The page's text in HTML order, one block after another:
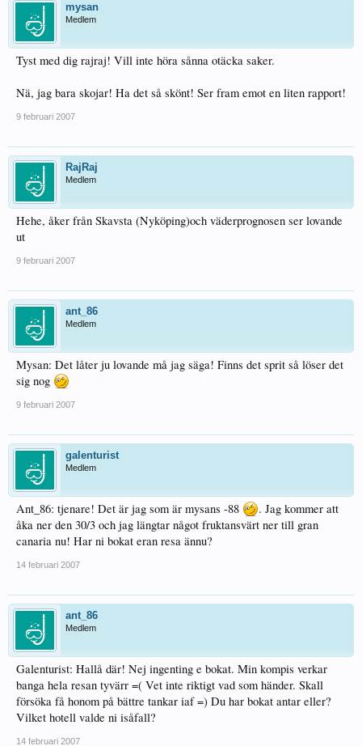
mysan
Medlem
Tyst med dig rajraj! Vill inte höra sånna otäcka saker.
Nä, jag bara skojar! Ha det så skönt! Ser fram emot en liten rapport!
9 februari 2007
RajRaj
Medlem
Hehe, åker från Skavsta (Nyköping)och väderprognosen ser lovande
ut
9 februari 2007
ant_86
Medlem
Mysan: Det låter ju lovande må jag säga! Finns det sprit så löser det
sig nog
9 februari 2007
galenturist
Medlem
Ant_86: tjenare! Det är jag som är mysans -88
. Jag kommer att
åka ner den 30/3 och jag längtar något fruktansvärt ner till gran
canaria nu! Har ni bokat eran resa ännu?
14 februari 2007
ant_86
Medlem
Galenturist: Hallå där! Nej ingenting e bokat. Min kompis verkar
banga hela resan tyvärr =( Vet inte riktigt vad som händer. Skall
försöka få honom på bättre tankar iaf =) Du har bokat antar eller?
Vilket hotell valde ni isåfall?
14 februari 2007